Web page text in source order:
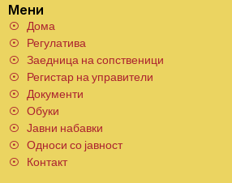
Мени
Дома
Регулатива
Заедница на сопственици
Регистар на управители
Документи
Обуки
Јавни набавки
Односи со јавност
Контакт